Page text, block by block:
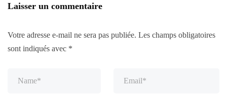
Laisser un commentaire
Votre adresse e-mail ne sera pas publiée. Les champs obligatoires
sont indiqués avec *